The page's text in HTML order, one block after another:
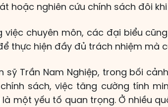
hoặc nghiên cứu chính sách đôi
việc chuyên môn, các đại biểu
thực hiện đầy đủ trách nhiệm mà
sỹ Trần Nam Nghiệp, trong bối
sách, việc tăng cường tính
một yếu tố quan trọng. Ở nhiều